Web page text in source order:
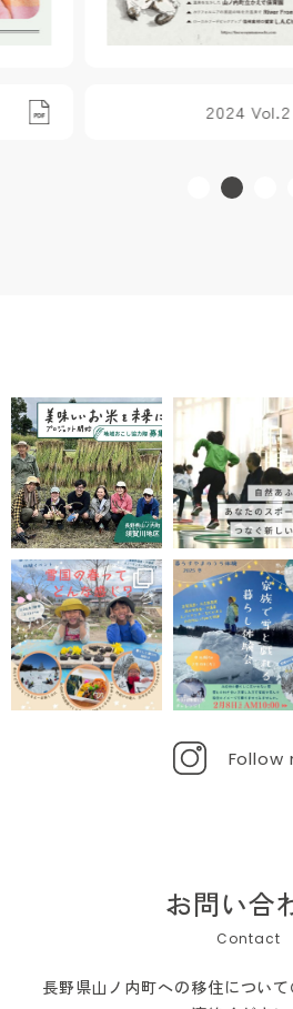
2024 Vol.2
Follow
お問い合
長野県山ノ内町への移住につい